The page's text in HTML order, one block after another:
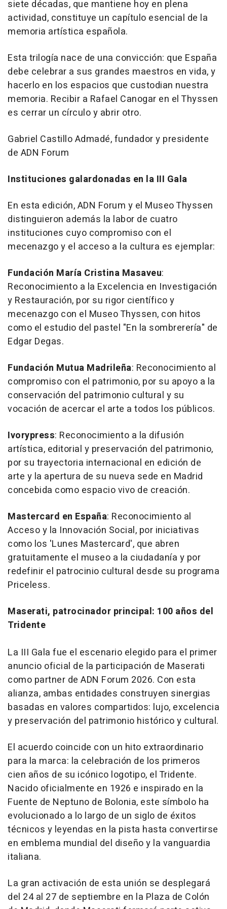
siete décadas, que mantiene hoy en plena
actividad, constituye un capítulo esencial de la
memoria artística española.
Esta trilogía nace de una convicción: que España
debe celebrar a sus grandes maestros en vida, y
hacerlo en los espacios que custodian nuestra
memoria. Recibir a Rafael Canogar en el Thyssen
es cerrar un círculo y abrir otro.
Gabriel Castillo Admadé, fundador y presidente
de ADN Forum
Instituciones galardonadas en la III Gala
En esta edición, ADN Forum y el Museo Thyssen
distinguieron además la labor de cuatro
instituciones cuyo compromiso con el
mecenazgo y el acceso a la cultura es ejemplar:
Fundación María Cristina Masaveu:
Reconocimiento a la Excelencia en Investigación
y Restauración, por su rigor científico y
mecenazgo con el Museo Thyssen, con hitos
como el estudio del pastel "En la sombrerería" de
Edgar Degas.
Fundación Mutua Madrileña: Reconocimiento al
compromiso con el patrimonio, por su apoyo a la
conservación del patrimonio cultural y su
vocación de acercar el arte a todos los públicos.
Ivorypress: Reconocimiento a la difusión
artística, editorial y preservación del patrimonio,
por su trayectoria internacional en edición de
arte y la apertura de su nueva sede en Madrid
concebida como espacio vivo de creación.
Mastercard en España: Reconocimiento al
Acceso y la Innovación Social, por iniciativas
como los 'Lunes Mastercard', que abren
gratuitamente el museo a la ciudadanía y por
redefinir el patrocinio cultural desde su programa
Priceless.
Maserati, patrocinador principal: 100 años del
Tridente
La III Gala fue el escenario elegido para el primer
anuncio oficial de la participación de Maserati
como partner de ADN Forum 2026. Con esta
alianza, ambas entidades construyen sinergias
basadas en valores compartidos: lujo, excelencia
y preservación del patrimonio histórico y cultural.
El acuerdo coincide con un hito extraordinario
para la marca: la celebración de los primeros
cien años de su icónico logotipo, el Tridente.
Nacido oficialmente en 1926 e inspirado en la
Fuente de Neptuno de Bolonia, este símbolo ha
evolucionado a lo largo de un siglo de éxitos
técnicos y leyendas en la pista hasta convertirse
en emblema mundial del diseño y la vanguardia
italiana.
La gran activación de esta unión se desplegará
del 24 al 27 de septiembre en la Plaza de Colón